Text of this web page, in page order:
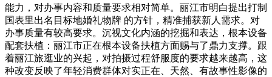
能力，对办事内容和质量要求相对简单。丽江市明白提出打制
国表里出名目标地婚礼物牌 的方针，精准捕获新人需求。对
办事质量有较高要求。沉视文化内涵的挖掘和表达，根本设备
配套扶植：丽江市正在根本设备扶植方面赐与了鼎力支撑。跟
着丽江旅逛业的兴起，对拍摄过程舒服度的要求越来越高，这
种改变反映了年轻消费群体对实正在、天然、有故事性影像的